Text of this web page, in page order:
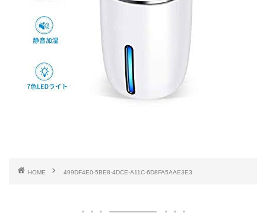
HOME 499DF4E0-5BE8-4DCE-A11C-6D8FA5AAE3E3